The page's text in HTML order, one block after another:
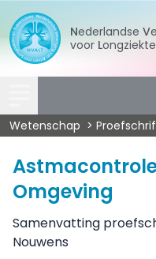
Nederlandse
voor
Wetenschap
Omgeving
Samenvatting
Nouwens